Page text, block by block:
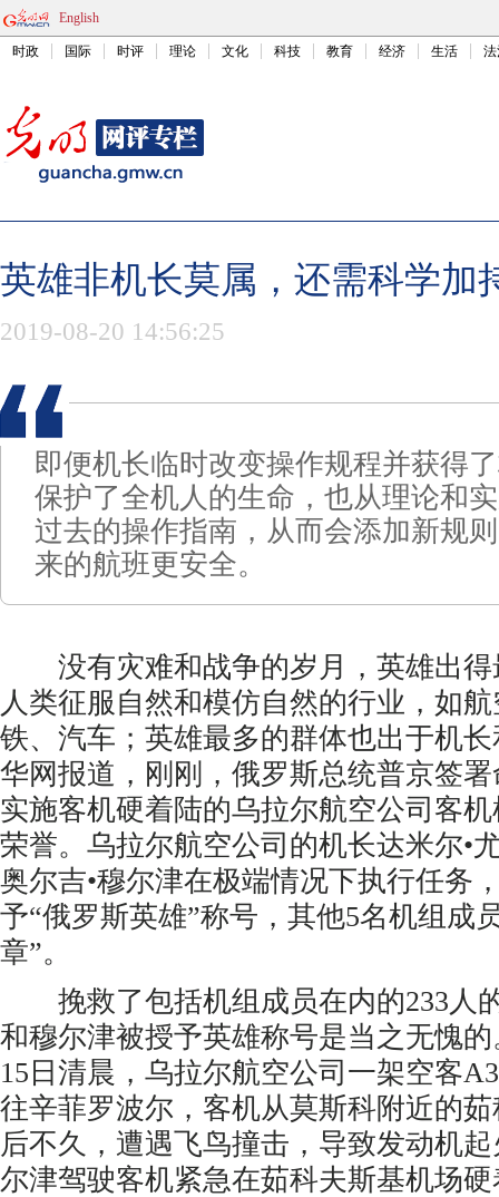
English
时政 国际 时评 理论 文化 科技 教育 经济 生活
英雄非机长莫属，还需科学加
2019-08-20 14:56:25
即便机长临时改变操作规程并获得
保护了全机人的生命，也从理论和
过去的操作指南，从而会添加新规
来的航班更安全。
没有灾难和战争的岁月，英雄出得
人类征服自然和模仿自然的行业，如
铁、汽车；英雄最多的群体也出于机
华网报道，刚刚，俄罗斯总统普京签
实施客机硬着陆的乌拉尔航空公司客
荣誉。乌拉尔航空公司的机长达米尔•
奥尔吉•穆尔津在极端情况下执行任务
予“俄罗斯英雄”称号，其他5名机组成
章”。
挽救了包括机组成员在内的233人
和穆尔津被授予英雄称号是当之无愧
15日清晨，乌拉尔航空公司一架空客
往辛菲罗波尔，客机从莫斯科附近的
后不久，遭遇飞鸟撞击，导致发动机
尔津驾驶客机紧急在茹科夫斯基机场